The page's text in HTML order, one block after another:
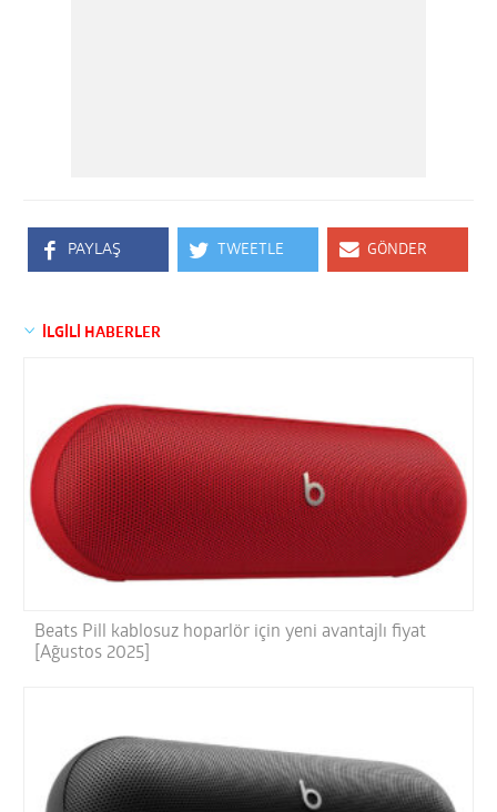
PAYLAŞ TWEETLE GÖNDER
İLGİLİ HABERLER
Beats Pill kablosuz hoparlör için yeni avantajlı fiyat
[Ağustos 2025]